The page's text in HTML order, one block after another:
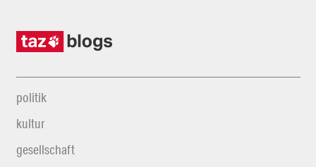
politik
kultur
gesellschaft